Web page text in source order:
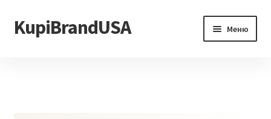
Перейти
к
Перейти
к
KupiBrandUSA Меню